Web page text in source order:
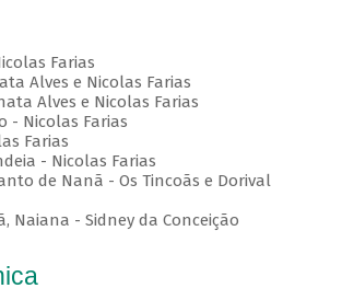
Farias
Alves e Nicolas Farias
Alves e Nicolas Farias
- Nicolas Farias
Farias
- Nicolas Farias
de Nanã - Os Tincoãs e Dorival
Naiana - Sidney da Conceição